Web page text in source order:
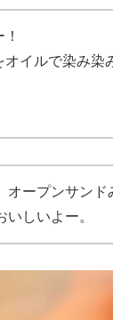
オイルで染み染
オープンサンド
しいよー。